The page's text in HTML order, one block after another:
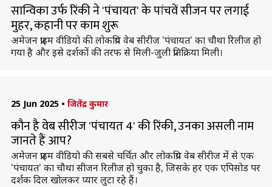
सान्विका उर्फ रिंकी ने 'पंचायत' के पांचवें सीजन पर लगाई
मुहर, कहानी पर काम शुरू
अमेजन प्राइम वीडियो की लोकप्रिय वेब सीरीज 'पंचायत' का चौथा रिलीज हो
गया है और इसे दर्शकों की तरफ से मिली-जुली प्रतिक्रिया मिली।
25 Jun 2025 • जितेंद्र कुमार
कौन है वेब सीरीज 'पंचायत 4' की रिंकी, उनका असली नाम
जानते हैं आप?
अमेजन प्राइम वीडियो की सबसे चर्चित और लोकप्रिय वेब सीरीज में से एक
'पंचायत' का चौथा सीजन रिलीज हो चुका है, जिसके हर एक एपिसोड पर
दर्शक दिल खोलकर प्यार लुटा रहे हैं।